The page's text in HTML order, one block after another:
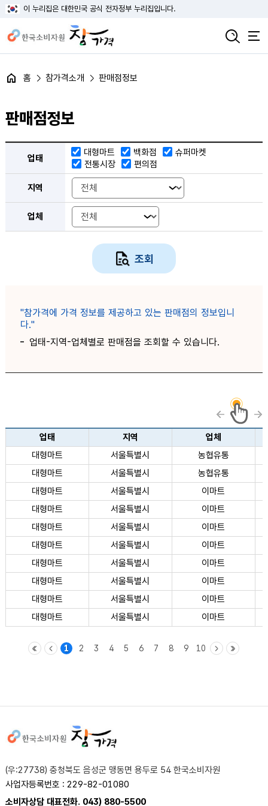
이 누리집은 대한민국 공식 전자정부 누리집입니다.
홈 참가격소개 판매점정보
판매점정보
업태
대형마트 백화점
슈퍼마켓
전통시장
편의점
지역
업체
조회
"참가격에 가격 정보를 제공하고 있는 판매점의 정보입니
다."
업태-지역-업체별로 판매점을 조회할 수 있습니다.
업태 지역
업체
대형마트
서울특별시
농협유통
대형마트
서울특별시
농협유통
대형마트
서울특별시
이마트
대형마트
서울특별시
이마트
대형마트
서울특별시
이마트
대형마트
서울특별시
이마트
대형마트
서울특별시
이마트
대형마트
서울특별시
이마트
대형마트
서울특별시
이마트
대형마트
서울특별시 이마트
1 2 3 4 5 6 7 8 9 10
(우:27738) 충청북도 음성군 맹동면 용두로 54 한국소비자원
사업자등록번호 : 229-82-01080
소비자상담 대표전화. 043) 880-5500